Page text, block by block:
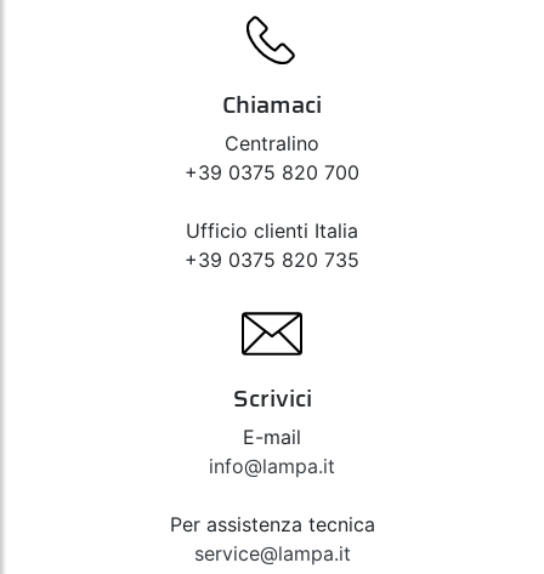
Chiamaci
Centralino
+39 0375 820 700
Ufficio clienti Italia
+39 0375 820 735
Scrivici
E-mail
info@lampa.it
Per assistenza tecnica
service@lampa.it